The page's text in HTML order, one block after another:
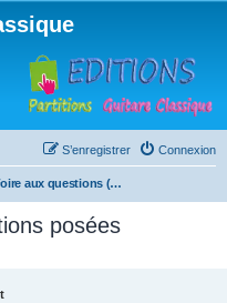
Connexion
S’enregistrer
Foire aux questions (Questions posées fréquemment)
posées